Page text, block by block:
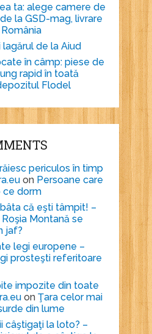
ta: alege camere de
la GSD-mag, livrare
lagărul de la Aiud
în câmp: piese de
rapid în toată
Flodel
periculos în timp
on Persoane care
ce dorm
că eşti tâmpit! –
Roşia Montană se
jaf?
legi europene –
prosteşti referitoare
impozite din toate
on Ţara celor mai
din lume
câştigaţi la loto? –